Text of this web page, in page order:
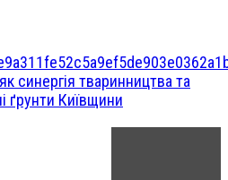
синергія тваринництва та
ґрунти Київщини